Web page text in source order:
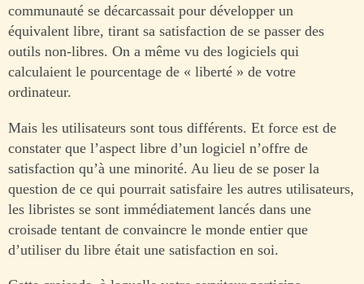
communauté se décarcassait pour développer un
équivalent libre, tirant sa satisfaction de se passer des
outils non-libres. On a même vu des logiciels qui
calculaient le pourcentage de « liberté » de votre
ordinateur.
Mais les utilisateurs sont tous différents. Et force est de
constater que l’aspect libre d’un logiciel n’offre de
satisfaction qu’à une minorité. Au lieu de se poser la
question de ce qui pourrait satisfaire les autres utilisateurs,
les libristes se sont immédiatement lancés dans une
croisade tentant de convaincre le monde entier que
d’utiliser du libre était une satisfaction en soi.